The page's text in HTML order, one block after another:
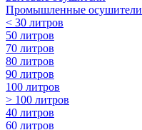
Промышленные осушители
< 30 литров
50 литров
70 литров
80 литров
90 литров
100 литров
> 100 литров
40 литров
60 литров